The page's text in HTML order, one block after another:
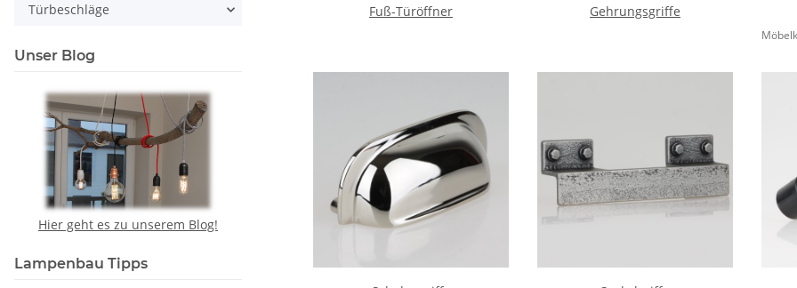
Fuß-Türöffner Gehrungsgriffe
Türbeschläge
Unser Blog
Hier geht es zu unserem Blog!
Lampenbau Tipps